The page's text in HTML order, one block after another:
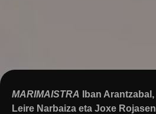
MARIMAISTRA Iban Arantzabal ,
Leire Narbaiza eta Joxe Rojasen